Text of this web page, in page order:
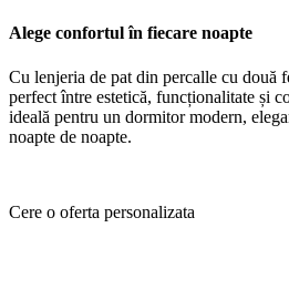
Alege confortul în fiecare noapte
Cu lenjeria de pat din percalle cu două
perfect între estetică, funcționalitate și
ideală pentru un dormitor modern,
noapte de noapte.
Cere o oferta personalizata